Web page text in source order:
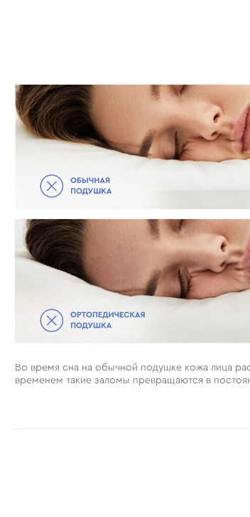
Во время сна на обычной подушке кожа лица
временем такие заломы превращаются в